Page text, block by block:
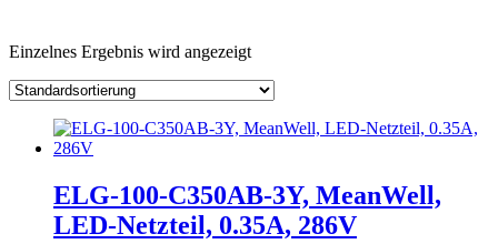
Kategorie
Hersteller
Lieferzeiten
Auf Lager
Ausgangsspannung
Ausgangsstrom
Ausgang Anschluss
Eingangsspannung
Eingang Anschluss
Einzelnes Ergebnis wird angezeigt
ELG-100-C350AB-3Y, MeanWell,
LED-Netzteil, 0.35A, 286V